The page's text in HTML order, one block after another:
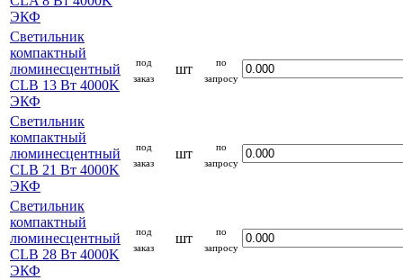
ЭКФ
Светильник
компактный
люминесцентный
CLB 13 Вт 4000K
ЭКФ
под
заказ
шт
по
запросу
Светильник
компактный
люминесцентный
CLB 21 Вт 4000K
ЭКФ
под
заказ
шт
по
запросу
Светильник
компактный
люминесцентный
CLB 28 Вт 4000K
ЭКФ
под
заказ
шт
по
запросу